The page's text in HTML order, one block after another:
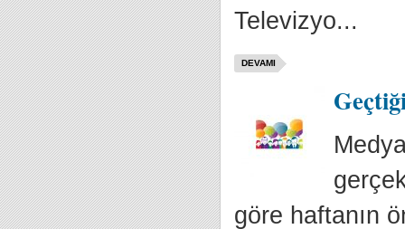
Televizyo...
DEVAMI
göre haftanın